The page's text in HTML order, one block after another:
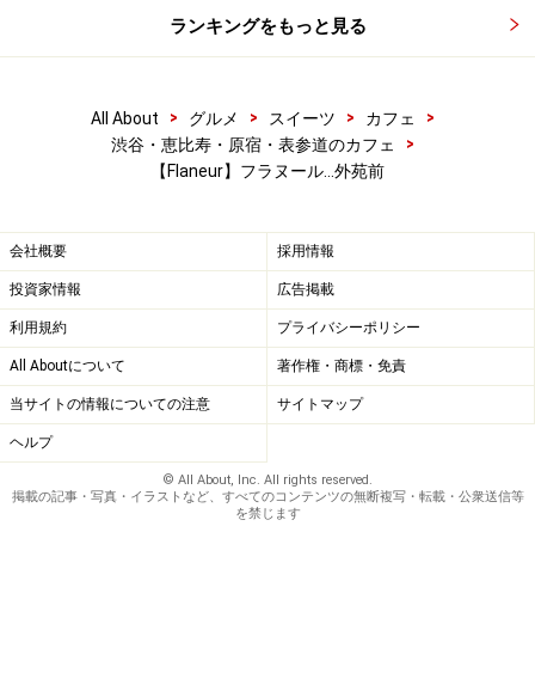
ランキングをもっと見る
All About > グルメ > スイーツ > カフェ
>
渋谷・恵比寿・原宿・表参道のカフェ
>
【Flaneur】フラヌール…外苑前
会社概要 採用情報
投資家情報 広告掲載
利用規約 プライバシーポリシー
All Aboutについて 著作権・商標・免責
当サイトの情報についての注意 サイトマップ
ヘルプ
© All About, Inc. All rights reserved.
掲載の記事・写真・イラストなど、すべてのコンテンツの無断複写・転載・公衆送信等
を禁じます